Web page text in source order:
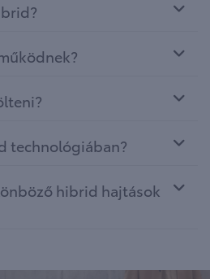
technológiában?
hibrid hajtások